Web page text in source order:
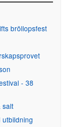
bröllopsfest
- 38
salt